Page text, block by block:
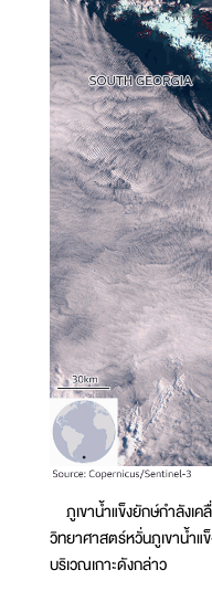
ภูเขาน้ำแข็งยักษ์กำลังเค
วิทยาศาสตร์หวั่นภูเขาน้ำแ
บริเวณเกาะดังกล่าว